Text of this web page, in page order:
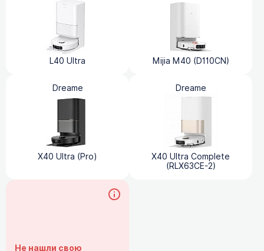
L40 Ultra Mijia M40 (D110CN)
Dreame
X40 Ultra (Pro)
Dreame
X40 Ultra Complete
(RLX63CE-2)
Не нашли свою